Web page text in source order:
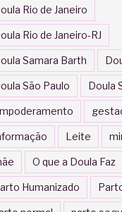
Rio de Janeiro
Rio de Janeiro-RJ
Samara Barth
São Paulo Doula
Leite
O que a Doula Faz
Humanizado